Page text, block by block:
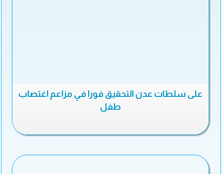
على سلطات عدن التحقيق فورا في مزاعم اغتصاب
طفل